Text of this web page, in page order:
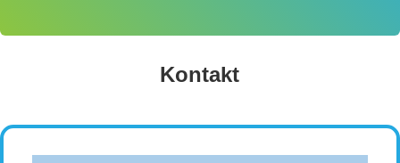
Kontakt